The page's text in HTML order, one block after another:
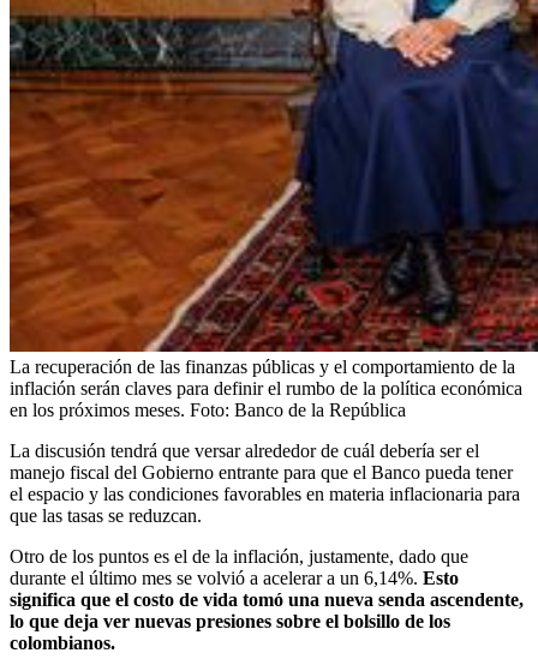
La recuperación de las finanzas públicas y el comportamiento de la
inflación serán claves para definir el rumbo de la política económica
en los próximos meses. Foto: Banco de la República
La discusión tendrá que versar alrededor de cuál debería ser el
manejo fiscal del Gobierno entrante para que el Banco pueda tener
el espacio y las condiciones favorables en materia inflacionaria para
que las tasas se reduzcan.
Otro de los puntos es el de la inflación, justamente, dado que
durante el último mes se volvió a acelerar a un 6,14%. Esto
significa que el costo de vida tomó una nueva senda ascendente,
lo que deja ver nuevas presiones sobre el bolsillo de los
colombianos.